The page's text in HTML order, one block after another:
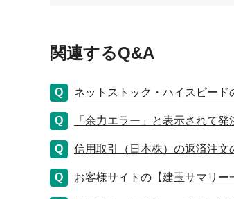
関連するQ&A
ネットストック・ハイスピード
「余力エラー」と表示されて発
信用取引（日本株）の返済注文
お客様サイトの【建玉サマリー